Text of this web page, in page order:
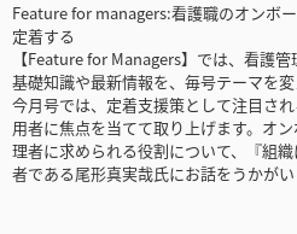
Feature for managers:看護職のオンボ
定着する
【Feature for Managers】では、看護
基礎知識や最新情報を、毎号テーマを
今月号では、定着支援策として注目さ
用者に焦点を当てて取り上げます。オ
理者に求められる役割について、『組
者である尾形真実哉氏にお話をうかがい